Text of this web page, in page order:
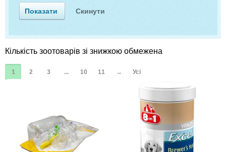
Кількість зоотоварів зі знижкою обмежена
1 2 3 ... 10 11 → Усі
Vet Diet Canine Wet - ветеринарные диеты
для собак
Лежаки, будиночки, охолоджуючи
килимки
Одяг та взуття
Перенесення, сумки, клітини